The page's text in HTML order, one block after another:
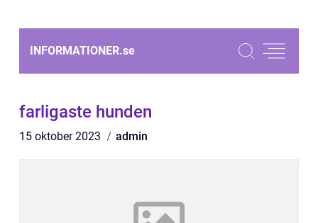
INFORMATIONER.se
farligaste hunden
15 oktober 2023 admin